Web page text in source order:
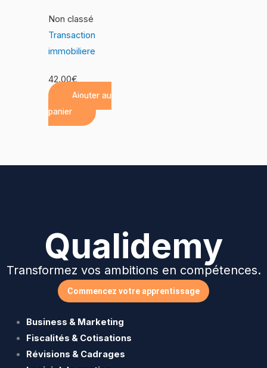
Non classé
Transaction
immobiliere
42.00€
Ajouter au
panier
Qualidemy
Transformez vos ambitions en compétences.
Commencez votre apprentissage
Business & Marketing
Fiscalités & Cotisations
Révisions & Cadrages